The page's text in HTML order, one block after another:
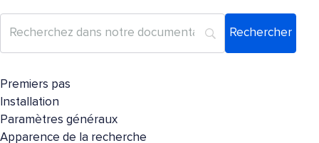
Premiers pas
Installation
Paramètres généraux
Apparence de la recherche